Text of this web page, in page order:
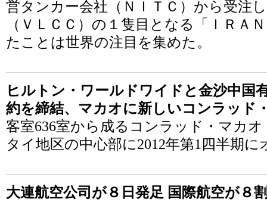
営タンカー会社（ＮＩＴＣ）から受注
（ＶＬＣＣ）の１隻目となる「ＩＲＡ
たことは世界の注目を集めた。
ヒルトン・ワールドワイドと金沙中国
約を締結、マカオに新しいコンラッド
客室636室から成るコンラッド・マカ
タイ地区の中心部に2012年第1四半期
大連航空公司が８日発足 国際航空が８